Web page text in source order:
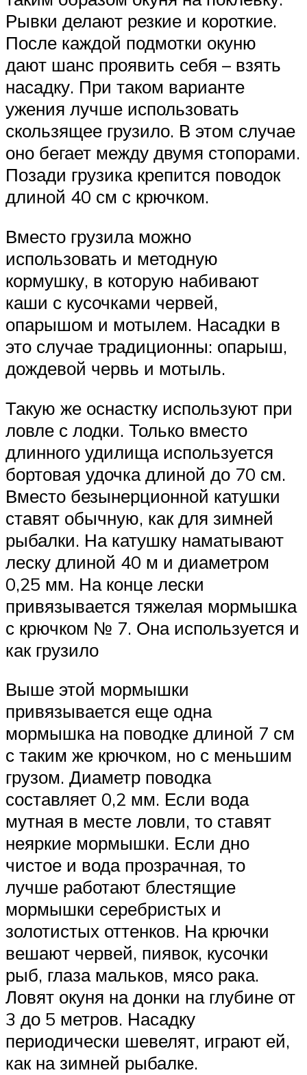
Рывки делают резкие и короткие.
После каждой подмотки окуню
дают шанс проявить себя – взять
насадку. При таком варианте
ужения лучше использовать
скользящее грузило. В этом случае
оно бегает между двумя стопорами.
Позади грузика крепится поводок
длиной 40 см с крючком.
Вместо грузила можно
использовать и методную
кормушку, в которую набивают
каши с кусочками червей,
опарышом и мотылем. Насадки в
это случае традиционны: опарыш,
дождевой червь и мотыль.
Такую же оснастку используют при
ловле с лодки. Только вместо
длинного удилища используется
бортовая удочка длиной до 70 см.
Вместо безынерционной катушки
ставят обычную, как для зимней
рыбалки. На катушку наматывают
леску длиной 40 м и диаметром
0,25 мм. На конце лески
привязывается тяжелая мормышка
с крючком № 7. Она используется и
как грузило
Выше этой мормышки
привязывается еще одна
мормышка на поводке длиной 7 см
с таким же крючком, но с меньшим
грузом. Диаметр поводка
составляет 0,2 мм. Если вода
мутная в месте ловли, то ставят
неяркие мормышки. Если дно
чистое и вода прозрачная, то
лучше работают блестящие
мормышки серебристых и
золотистых оттенков. На крючки
вешают червей, пиявок, кусочки
рыб, глаза мальков, мясо рака.
Ловят окуня на донки на глубине от
3 до 5 метров. Насадку
периодически шевелят, играют ей,
как на зимней рыбалке.